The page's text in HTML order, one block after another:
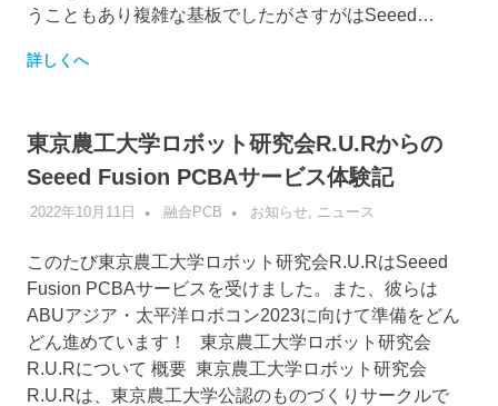
うこともあり複雑な基板でしたがさすがはSeeed…
詳しくへ
東京農工大学ロボット研究会R.U.Rからの
Seeed Fusion PCBAサービス体験記
2022年10月11日 融合PCB お知らせ, ニュース
このたび東京農工大学ロボット研究会R.U.RはSeeed
Fusion PCBAサービスを受けました。また、彼らは
ABUアジア・太平洋ロボコン2023に向けて準備をどん
どん進めています！ 東京農工大学ロボット研究会
R.U.Rについて 概要 東京農工大学ロボット研究会
R.U.Rは、東京農工大学公認のものづくりサークルで